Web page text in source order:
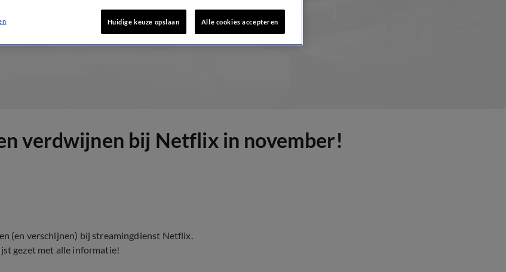
verdwijnen bij Netflix in november!
(en verschijnen) bij streamingdienst Netflix.
gezet met alle informatie!
Huidige keuze opslaan Alle cookies accepteren